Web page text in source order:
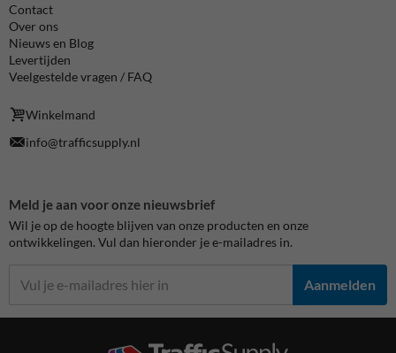
Contact
Over ons
Nieuws en Blog
Levertijden
Veelgestelde vragen / FAQ
Winkelmand
info@trafficsupply.nl
Meld je aan voor onze nieuwsbrief
Wil je op de hoogte blijven van onze producten en onze
ontwikkelingen. Vul dan hieronder je e-mailadres in.
Aanmelden